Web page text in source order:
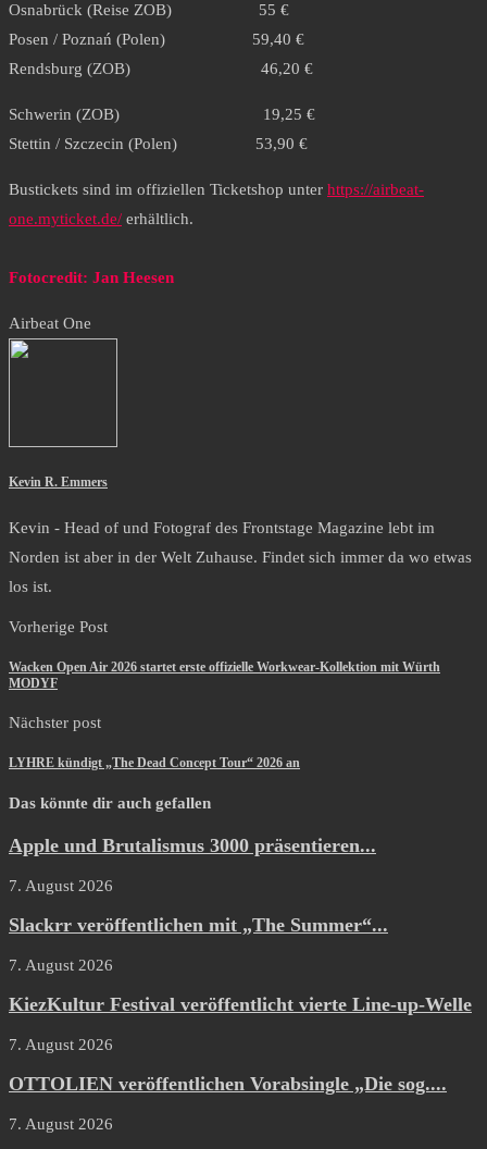
Osnabrück (Reise ZOB) 55 €
Posen / Poznań (Polen) 59,40 €
Rendsburg (ZOB) 46,20 €
Schwerin (ZOB) 19,25 €
Stettin / Szczecin (Polen) 53,90 €
Bustickets sind im offiziellen Ticketshop unter https://airbeat-
one.myticket.de/ erhältlich.
Fotocredit: Jan Heesen
Airbeat One
Kevin R. Emmers
Kevin - Head of und Fotograf des Frontstage Magazine lebt im
Norden ist aber in der Welt Zuhause. Findet sich immer da wo etwas
los ist.
Vorherige Post
Wacken Open Air 2026 startet erste offizielle Workwear-Kollektion mit Würth
MODYF
Nächster post
LYHRE kündigt „The Dead Concept Tour“ 2026 an
Das könnte dir auch gefallen
Apple und Brutalismus 3000 präsentieren...
7. August 2026
Slackrr veröffentlichen mit „The Summer“...
7. August 2026
KiezKultur Festival veröffentlicht vierte Line-up-Welle
7. August 2026
OTTOLIEN veröffentlichen Vorabsingle „Die sog....
7. August 2026